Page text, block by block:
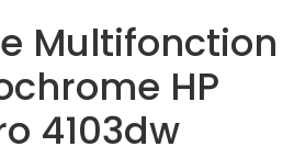
Multifonction
HP
4103dw